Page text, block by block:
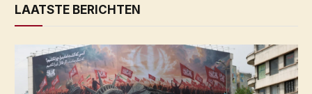
LAATSTE BERICHTEN